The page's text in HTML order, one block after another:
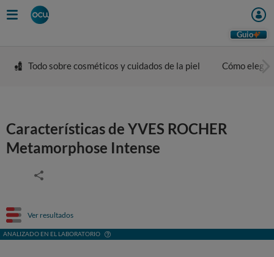
Guio
Todo sobre cosméticos y cuidados de la piel Cómo elegir
Características de YVES ROCHER
Metamorphose Intense
Ver resultados
ANALIZADO EN EL LABORATORIO